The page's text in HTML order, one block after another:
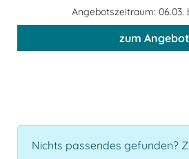
Angebotszeitraum: 06.03.
zum Angebot
Nichts passendes gefunden?